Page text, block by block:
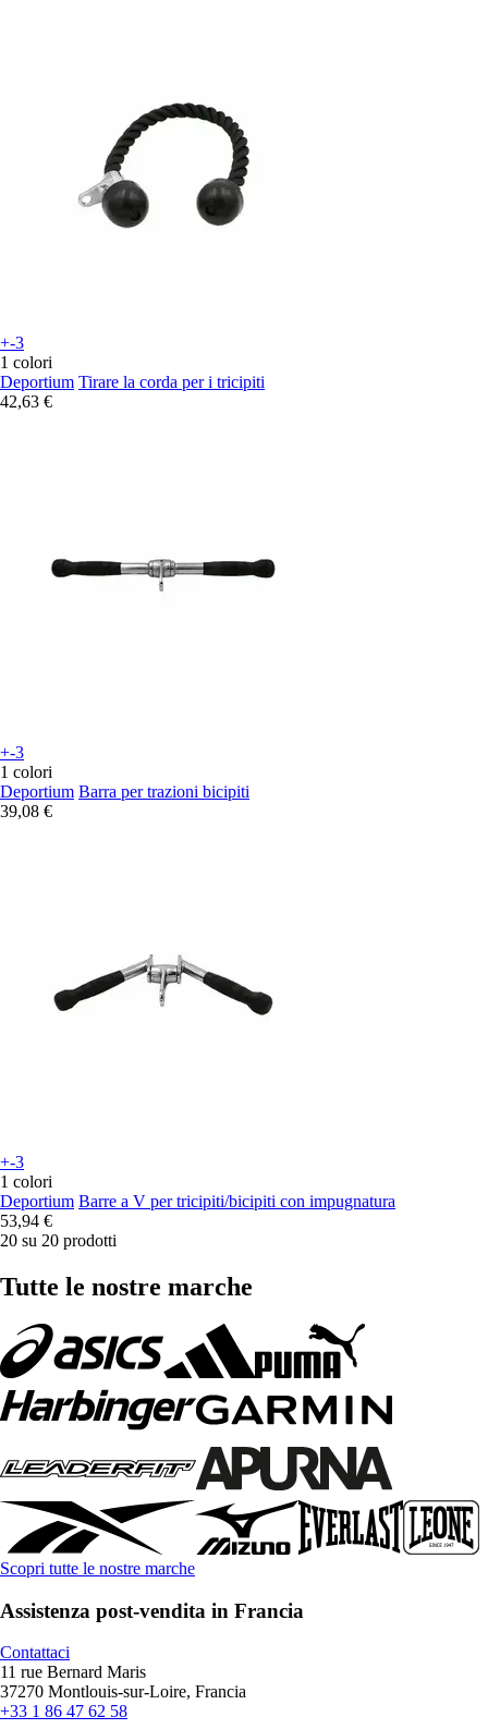
+-3
1 colori
Deportium Tirare la corda per i tricipiti
42,63 €
+-3
1 colori
Deportium Barra per trazioni bicipiti
39,08 €
+-3
1 colori
Deportium Barre a V per tricipiti/bicipiti con impugnatura
53,94 €
20 su 20 prodotti
Tutte le nostre marche
Scopri tutte le nostre marche
Assistenza post-vendita in Francia
Contattaci
11 rue Bernard Maris
37270 Montlouis-sur-Loire, Francia
+33 1 86 47 62 58